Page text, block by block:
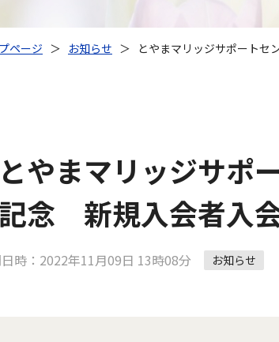
ページ ＞ お知らせ ＞ とやまマリッジサポート
とやまマリッジサポ
記念 新規入会者入
時：2022年11月09日 13時08分 お知らせ